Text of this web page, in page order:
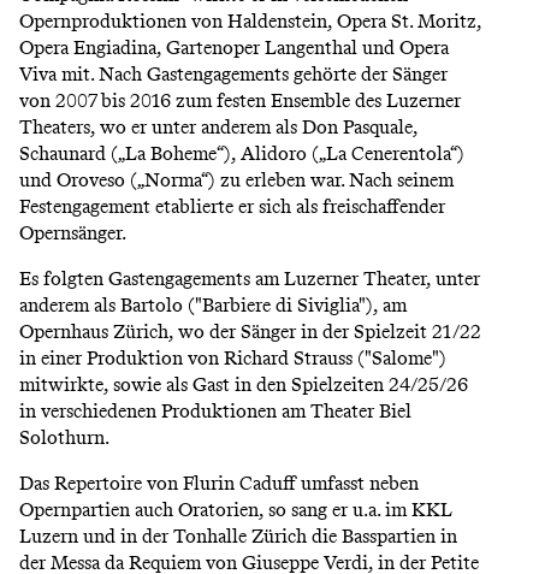
ü
Opernproduktionen von Haldenstein, Opera St. Moritz,
Opera Engiadina, Gartenoper Langenthal und Opera
Viva mit. Nach Gastengagements gehörte der Sänger
von 2007 bis 2016 zum festen Ensemble des Luzerner
Theaters, wo er unter anderem als Don Pasquale,
Schaunard („La Boheme“), Alidoro („La Cenerentola“)
und Oroveso („Norma“) zu erleben war. Nach seinem
Festengagement etablierte er sich als freischaffender
Opernsänger.
Es folgten Gastengagements am Luzerner Theater, unter
anderem als Bartolo ("Barbiere di Siviglia"), am
Opernhaus Zürich, wo der Sänger in der Spielzeit 21/22
in einer Produktion von Richard Strauss ("Salome")
mitwirkte, sowie als Gast in den Spielzeiten 24/25/26
in verschiedenen Produktionen am Theater Biel
Solothurn.
Das Repertoire von Flurin Caduff umfasst neben
Opernpartien auch Oratorien, so sang er u.a. im KKL
Luzern und in der Tonhalle Zürich die Basspartien in
der Messa da Requiem von Giuseppe Verdi, in der Petite